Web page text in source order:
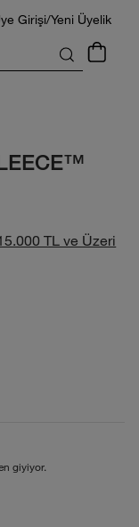
Girişi/Yeni Üyelik
TL ve Üzeri
giyiyor.